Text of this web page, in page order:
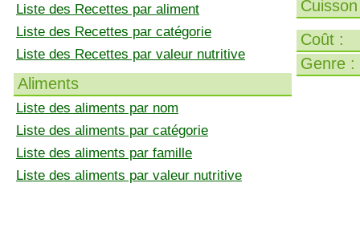
Liste des Recettes par aliment
Liste des Recettes par catégorie
Liste des Recettes par valeur nutritive
Aliments
Liste des aliments par nom
Liste des aliments par catégorie
Liste des aliments par famille
Liste des aliments par valeur nutritive
Coût :
Genre :